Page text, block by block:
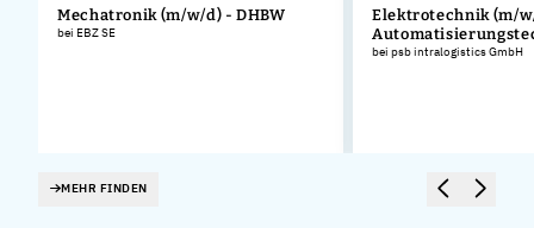
Mechatronik (m/w/d) - DHBW
bei EBZ SE
Elektrotechnik (m/
bei psb intralogistics GmbH
MEHR FINDEN